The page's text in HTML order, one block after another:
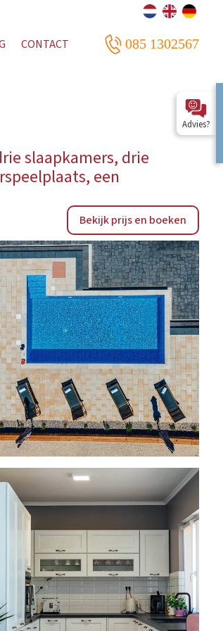
CONTACT 085 1302567
slaapkamers, drie
een
Bekijk prijs en boeken
Advies?